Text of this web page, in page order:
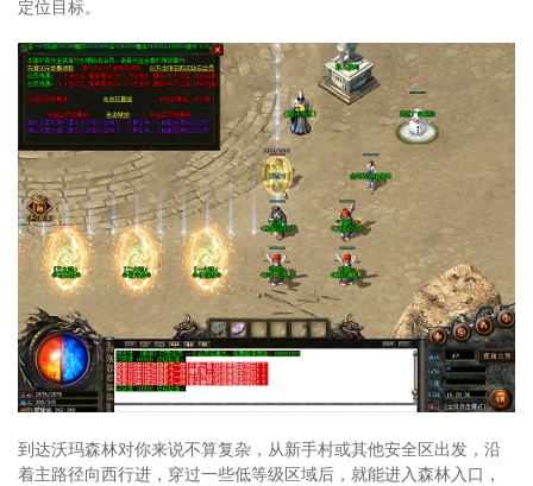
定位目标。
到达沃玛森林对你来说不算复杂，从新手村或其他安全区出发，沿
着主路径向西行进，穿过一些低等级区域后，就能进入森林入口，